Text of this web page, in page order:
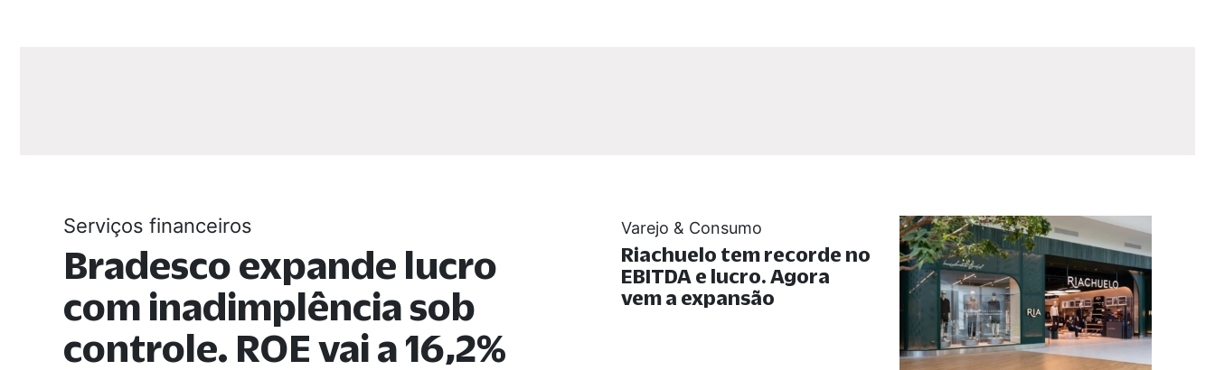
Serviços financeiros
Bradesco expande lucro
com inadimplência sob
controle. ROE vai a 16,2%
Varejo & Consumo
Riachuelo tem recorde no
EBITDA e lucro. Agora
vem a expansão